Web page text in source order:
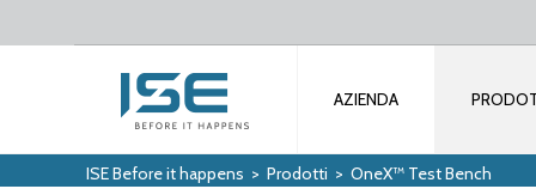
AZIENDA
ISE Before it happens > Prodotti > OneX™ Test Bench